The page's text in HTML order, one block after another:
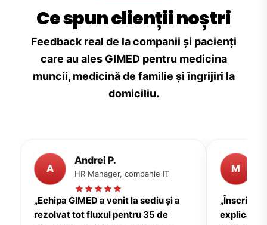
Ce spun clienții noștri
Feedback real de la companii și pacienți
care au ales GIMED pentru medicina
muncii, medicină de familie și îngrijiri la
domiciliu.
A
Andrei P.
HR Manager, companie IT
„Echipa GIMED a venit la sediu și a
rezolvat tot fluxul pentru 35 de
M
explicații